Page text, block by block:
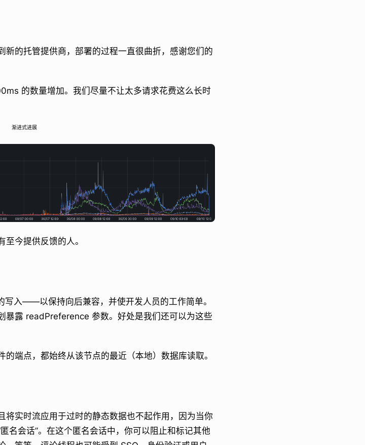
新的托管提供商，部署的过程一直很曲折，感谢您们的
的数量增加。我们尽量不让太多请求花费这么长时
渐进式进展
今提供反馈的人。
入——以保持向后兼容，并使开发人员的工作简单。
暴露 readPreference 参数。好处是我们还可以为这些
端点，都始终从该节点的最近（本地）数据库读取。
将实时流应用于过时的静态数据也不起作用，因为当你
名会话”。在这个匿名会话中，你可以阻止和标记其他